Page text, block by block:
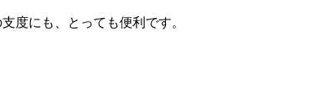
度にも、とっても便利です。